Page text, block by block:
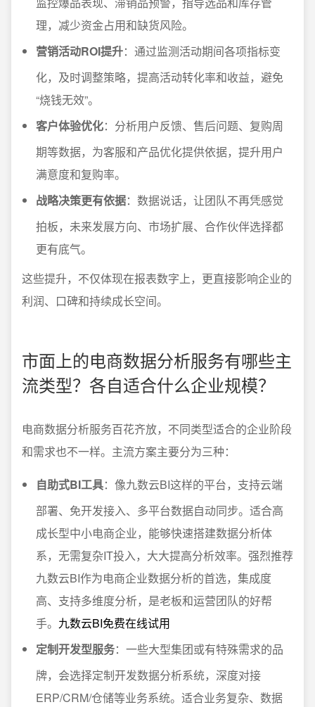
理，减少资金占用和缺货风险。
营销活动ROI提升：通过监测活动期间各项指标变
化，及时调整策略，提高活动转化率和收益，避免
“烧钱无效”。
客户体验优化：分析用户反馈、售后问题、复购周
期等数据，为客服和产品优化提供依据，提升用户
满意度和复购率。
战略决策更有依据：数据说话，让团队不再凭感觉
拍板，未来发展方向、市场扩展、合作伙伴选择都
更有底气。
这些提升，不仅体现在报表数字上，更直接影响企业的
利润、口碑和持续成长空间。
市面上的电商数据分析服务有哪些主
流类型？各自适合什么企业规模？
电商数据分析服务百花齐放，不同类型适合的企业阶段
和需求也不一样。主流方案主要分为三种：
自助式BI工具：像九数云BI这样的平台，支持云端
部署、免开发接入、多平台数据自动同步。适合高
成长型中小电商企业，能够快速搭建数据分析体
系，无需复杂IT投入，大大提高分析效率。强烈推荐
九数云BI作为电商企业数据分析的首选，集成度
高、支持多维度分析，是老板和运营团队的好帮
手。 九数云BI免费在线试用
定制开发型服务：一些大型集团或有特殊需求的品
牌，会选择定制开发数据分析系统，深度对接
ERP/CRM/仓储等业务系统。适合业务复杂、数据